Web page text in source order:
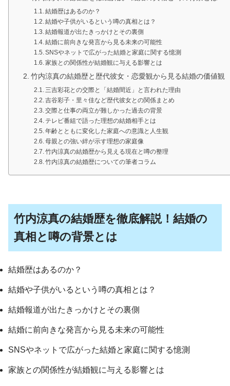
結婚歴はあるのか？
結婚や子供がいるという噂の真相とは？
結婚報道が出たきっかけとその裏側
結婚に前向きな発言から見る未来の可能性
SNSやネットで広がった結婚と家庭に関する憶測
家族との関係性が結婚観に与える影響とは
竹内涼真の結婚歴と歴代彼女・恋愛観から見る結婚の価値観
三吉彩花との交際と「結婚間近」と言われた理由
吉谷彩子・里々佳など歴代彼女との関係まとめ
交際と仕事の両立が難しかった過去の背景
テレビ番組で語った理想の結婚相手とは
年齢とともに変化した家庭への意識と人生観
母親との強い絆が示す理想の家庭像
竹内涼真の結婚歴から見える現在と噂の整理
竹内涼真の結婚歴についての筆者コラム
竹内涼真の結婚歴を徹底解説！結婚の
真相と噂の背景とは
結婚歴はあるのか？
結婚や子供がいるという噂の真相とは？
結婚報道が出たきっかけとその裏側
結婚に前向きな発言から見る未来の可能性
SNSやネットで広がった結婚と家庭に関する憶測
家族との関係性が結婚観に与える影響とは